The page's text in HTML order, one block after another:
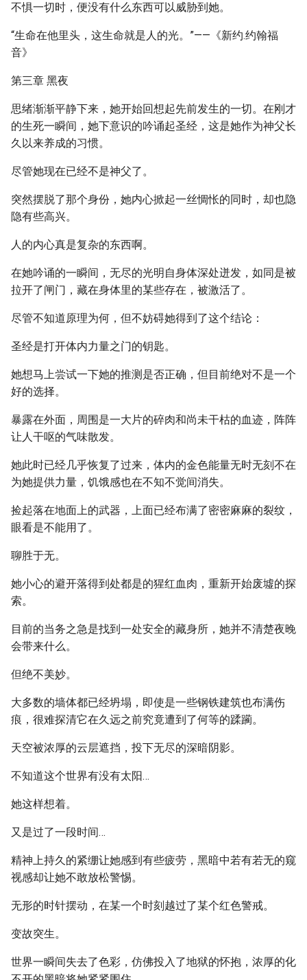
不惧一切时，便没有什么东西可以威胁到她。
“生命在他里头，这生命就是人的光。”——《新约.约翰福
音》
第三章 黑夜
思绪渐渐平静下来，她开始回想起先前发生的一切。在刚才
的生死一瞬间，她下意识的吟诵起圣经，这是她作为神父长
久以来养成的习惯。
尽管她现在已经不是神父了。
突然摆脱了那个身份，她内心掀起一丝惆怅的同时，却也隐
隐有些高兴。
人的内心真是复杂的东西啊。
在她吟诵的一瞬间，无尽的光明自身体深处迸发，如同是被
拉开了闸门，藏在身体里的某些存在，被激活了。
尽管不知道原理为何，但不妨碍她得到了这个结论：
圣经是打开体内力量之门的钥匙。
她想马上尝试一下她的推测是否正确，但目前绝对不是一个
好的选择。
暴露在外面，周围是一大片的碎肉和尚未干枯的血迹，阵阵
让人干呕的气味散发。
她此时已经几乎恢复了过来，体内的金色能量无时无刻不在
为她提供力量，饥饿感也在不知不觉间消失。
捡起落在地面上的武器，上面已经布满了密密麻麻的裂纹，
眼看是不能用了。
聊胜于无。
她小心的避开落得到处都是的猩红血肉，重新开始废墟的探
索。
目前的当务之急是找到一处安全的藏身所，她并不清楚夜晚
会带来什么。
但绝不美妙。
大多数的墙体都已经坍塌，即使是一些钢铁建筑也布满伤
痕，很难探清它在久远之前究竟遭到了何等的蹂躏。
天空被浓厚的云层遮挡，投下无尽的深暗阴影。
不知道这个世界有没有太阳…
她这样想着。
又是过了一段时间…
精神上持久的紧绷让她感到有些疲劳，黑暗中若有若无的窥
视感却让她不敢放松警惕。
无形的时针摆动，在某一个时刻越过了某个红色警戒。
变故突生。
世界一瞬间失去了色彩，仿佛投入了地狱的怀抱，浓厚的化